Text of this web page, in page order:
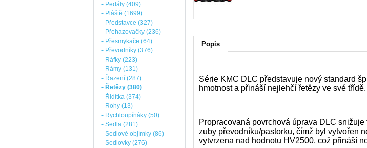
Popis
Série KMC DLC představuje nový standard
hmotnost a přináší nejlehčí řetězy ve své třídě.
Propracovaná povrchová úprava DLC
zuby převodníku/pastorku, čímž byl vytvořen
vytvrzena nad hodnotu HV2500, což přináší
- Pedály (409)
- Pláště (1699)
- Představce (327)
- Přehazovačky (236)
- Přesmykače (64)
- Převodníky (376)
- Ráfky (223)
- Rámy (131)
- Řazení (287)
- Řetězy (380)
- Řidítka (374)
- Rohy (13)
- Rychloupínáky (50)
- Sedla (281)
- Sedlové objímky (86)
- Sedlovky (276)